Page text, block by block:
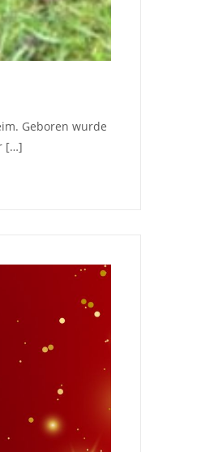
Geboren wurde
[…]